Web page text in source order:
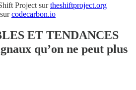
Project surtheshiftproject.org
codecarbon.io
ET TENDANCES
qu’on ne peut plus